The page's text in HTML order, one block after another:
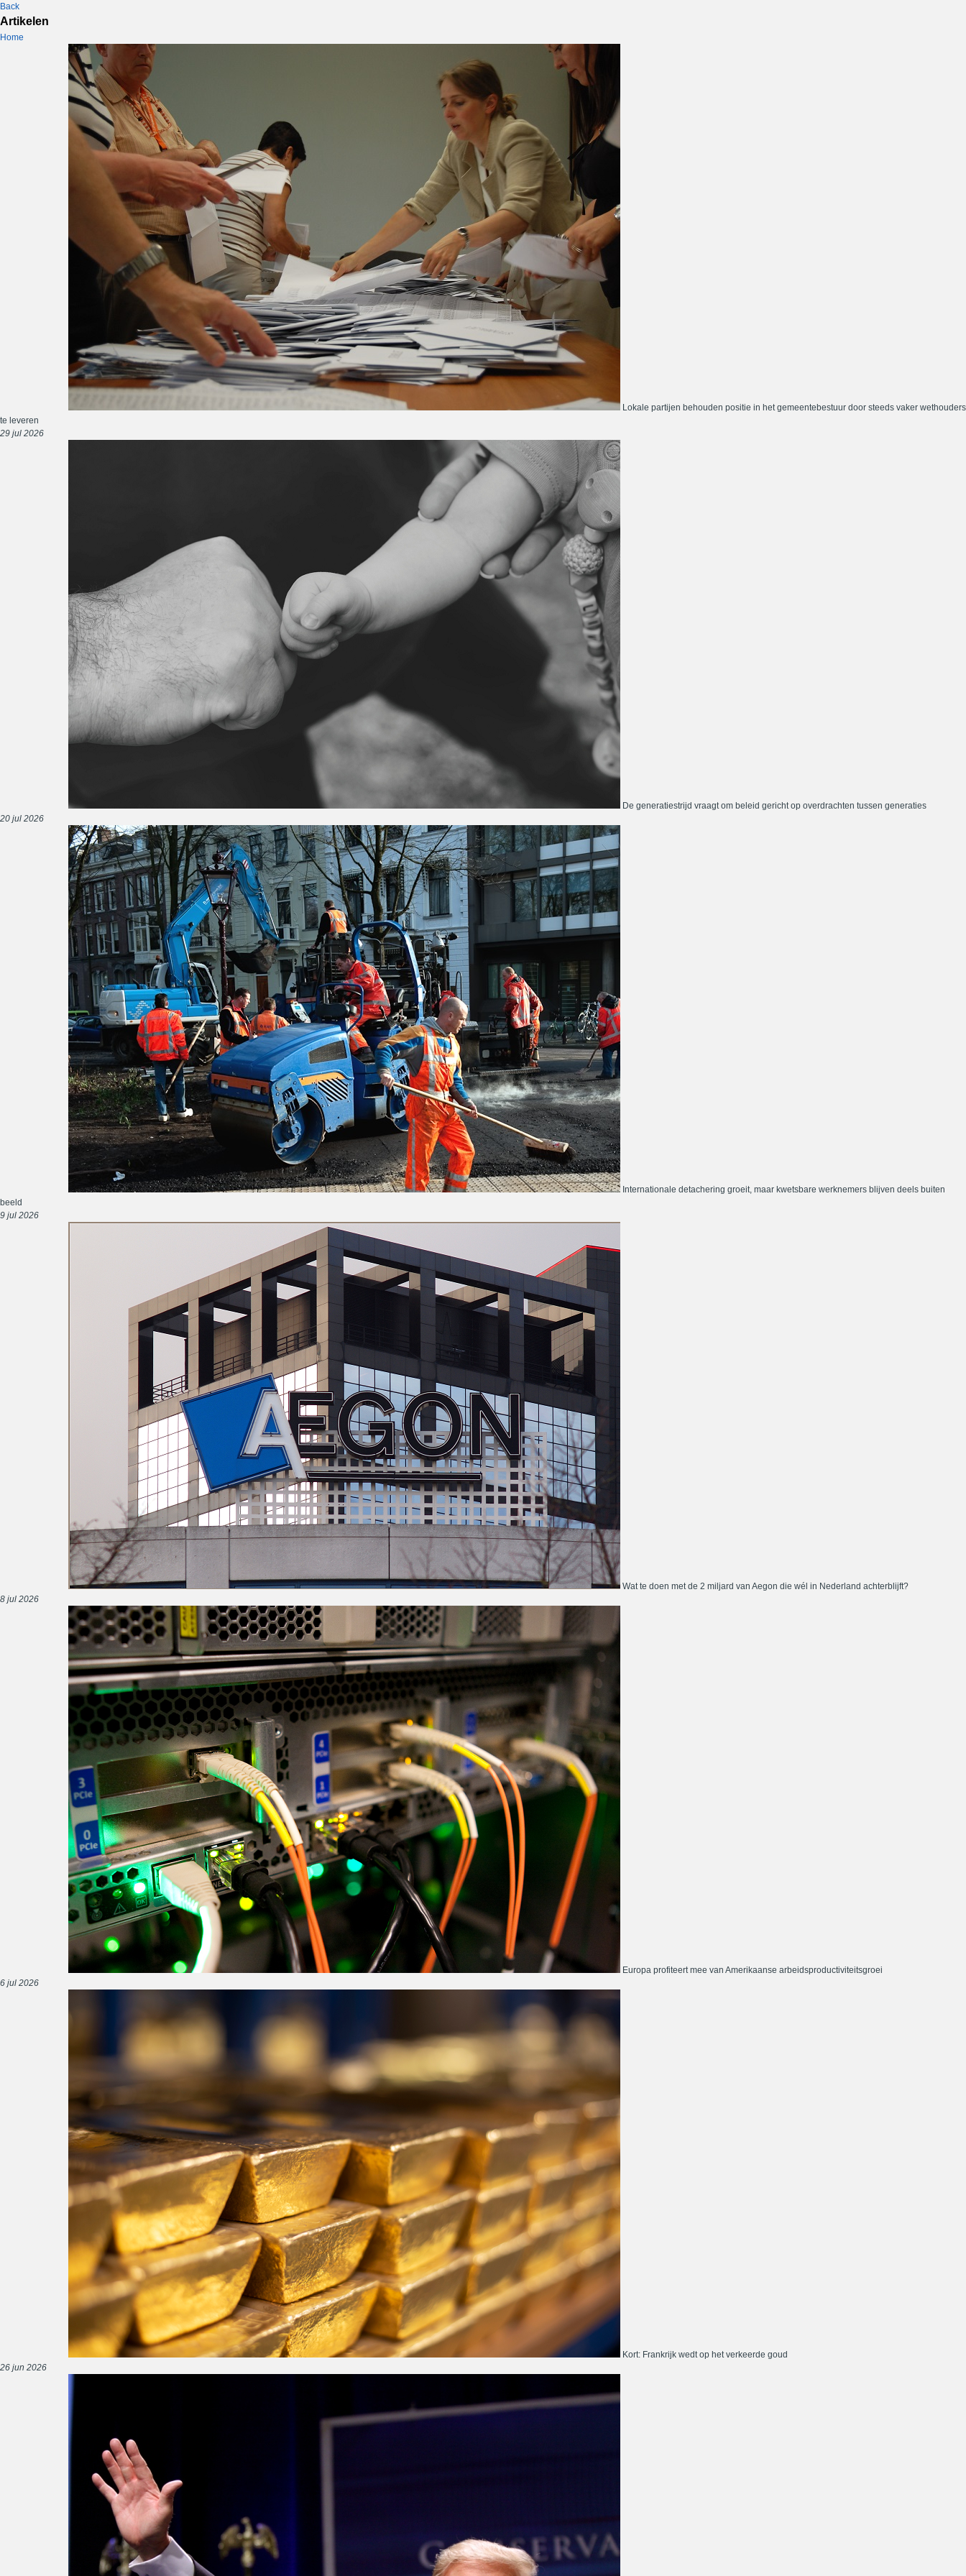
Back
Artikelen
Home
Lokale partijen behouden positie in het gemeentebestuur door steeds vaker wethouders
te leveren
29 jul 2026
De generatiestrijd vraagt om beleid gericht op overdrachten tussen generaties
20 jul 2026
Internationale detachering groeit, maar kwetsbare werknemers blijven deels buiten
beeld
9 jul 2026
Wat te doen met de 2 miljard van Aegon die wél in Nederland achterblijft?
8 jul 2026
Europa profiteert mee van Amerikaanse arbeidsproductiviteitsgroei
6 jul 2026
Kort: Frankrijk wedt op het verkeerde goud
26 jun 2026